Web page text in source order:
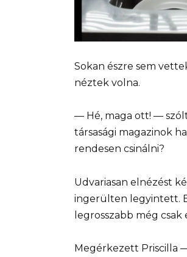
Sokan észre sem
néztek volna.
— Hé, maga ott! —
társasági magazinok
rendesen csinálni?
Udvariasan elnézést
ingerülten legyintett.
legrosszabb még
Megérkezett Priscilla